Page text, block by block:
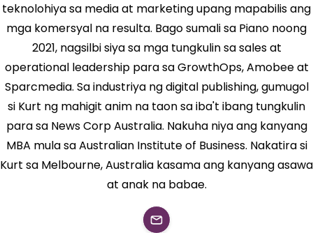
teknolohiya sa media at marketing upang mapabilis ang
mga komersyal na resulta. Bago sumali sa Piano noong
2021, nagsilbi siya sa mga tungkulin sa sales at
operational leadership para sa GrowthOps, Amobee at
Sparcmedia. Sa industriya ng digital publishing, gumugol
si Kurt ng mahigit anim na taon sa iba't ibang tungkulin
para sa News Corp Australia. Nakuha niya ang kanyang
MBA mula sa Australian Institute of Business. Nakatira si
Kurt sa Melbourne, Australia kasama ang kanyang asawa
at anak na babae.